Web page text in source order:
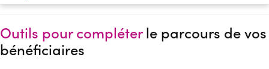
Outils pour compléterle parcours de vos
bénéficiaires